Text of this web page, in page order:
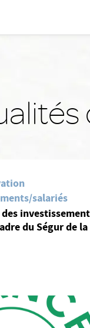
salariés
du Ségur de la